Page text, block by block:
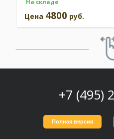
На складе
Цена 4800 руб.
+7 (495)
Полная версия